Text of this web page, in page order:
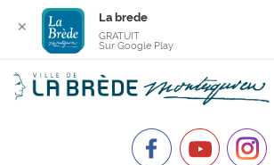
✕
La brede
GRATUIT
Sur Google Play